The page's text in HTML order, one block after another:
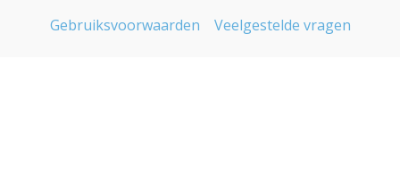
Gebruiksvoorwaarden
Veelgestelde vragen